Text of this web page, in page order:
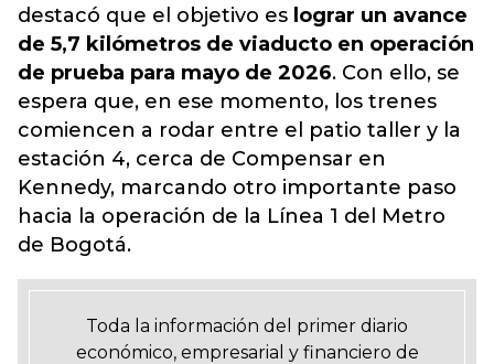
destacó que el objetivo es lograr un avance
de 5,7 kilómetros de viaducto en operación
de prueba para mayo de 2026. Con ello, se
espera que, en ese momento, los trenes
comiencen a rodar entre el patio taller y la
estación 4, cerca de Compensar en
Kennedy, marcando otro importante paso
hacia la operación de la Línea 1 del Metro
de Bogotá.
Toda la información del primer diario
económico, empresarial y financiero de